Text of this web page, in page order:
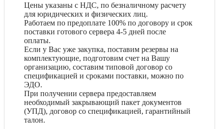
Цены указаны с НДС, по безналичному расчету
для юридических и физических лиц.
Работаем по предоплате 100% по договору и срок
поставки готового сервера 4-5 дней после
оплаты.
Если у Вас уже закупка, поставим резервы на
комплектующие, подготовим счет на Вашу
организацию, составим типовой договор со
спецификацией и сроками поставки, можно по
ЭДО.
При получении сервера предоставляем
необходимый закрывающий пакет документов
(УПД), договор со спецификацией, гарантийный
талон.